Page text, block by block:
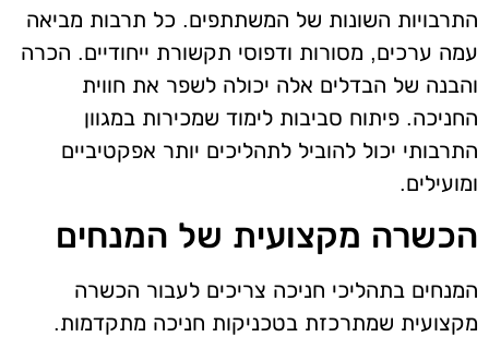
התרבויות השונות של המשתתפים. כל תרבות מביאה
עמה ערכים, מסורות ודפוסי תקשורת ייחודיים. הכרה
והבנה של הבדלים אלה יכולה לשפר את חווית
החניכה. פיתוח סביבות לימוד שמכירות במגוון
התרבותי יכול להוביל לתהליכים יותר אפקטיביים
ומועילים.
הכשרה מקצועית של המנחים
המנחים בתהליכי חניכה צריכים לעבור הכשרה
מקצועית שמתרכזת בטכניקות חניכה מתקדמות.